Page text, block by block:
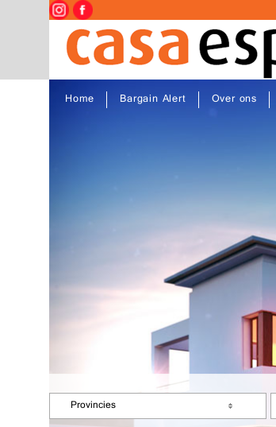
Home Bargain Alert Over ons
Provincies